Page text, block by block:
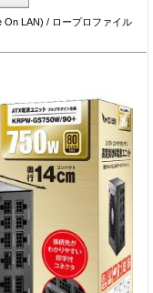
On LAN) / ロープロファイル